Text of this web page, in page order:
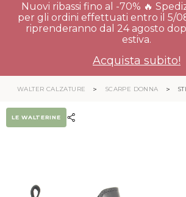
Nuovi ribassi fino al -70% 🔥
per gli ordini effettuati entro il 5/
riprenderanno dal 24 agosto
estiva.
Acquista subito!
WALTER CALZATURE SCARPE DONNA
LE WALTERINE